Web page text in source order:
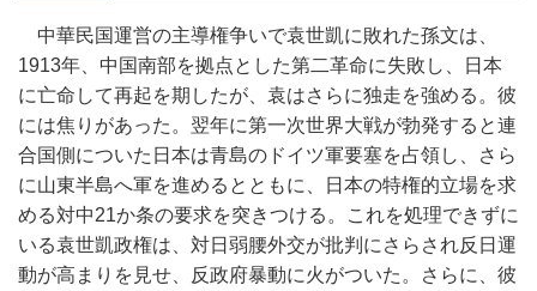
中華民国運営の主導権争いで袁世凱に敗れた孫文は、
1913年、中国南部を拠点とした第二革命に失敗し、日本
に亡命して再起を期したが、袁はさらに独走を強める。彼
には焦りがあった。翌年に第一次世界大戦が勃発すると連
合国側についた日本は青島のドイツ軍要塞を占領し、さら
に山東半島へ軍を進めるとともに、日本の特権的立場を求
める対中21か条の要求を突きつける。これを処理できずに
いる袁世凱政権は、対日弱腰外交が批判にさらされ反日運
動が高まりを見せ、反政府暴動に火がついた。さらに、彼